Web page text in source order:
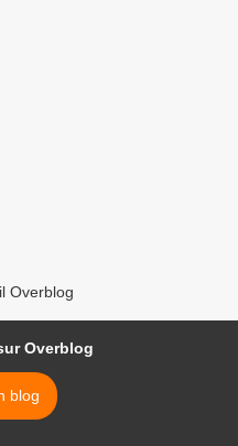
Overblog
Overblog
blog